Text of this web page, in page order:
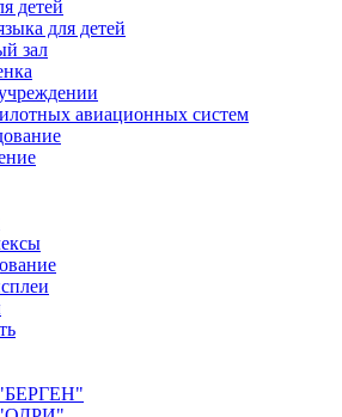
детей
для детей
зал
авиационных систем
"БЕРГЕН"